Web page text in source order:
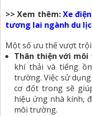
>> Xem thêm:Xe
tương lai ngành du
Một số ưu thế vượt trội
Thân thiện với
khí thải và tiếng
trường. Việc sử
cơ đốt trong sẽ
hiệu ứng nhà kính,
môi trường.